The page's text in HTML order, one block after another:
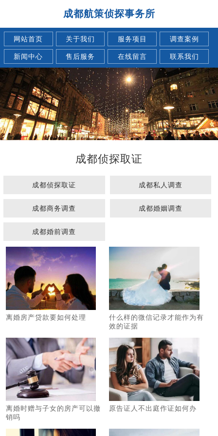
成都航策侦探事务所
网站首页 关于我们 服务项目 调查案例
新闻中心 售后服务 在线留言 联系我们
成都侦探取证
成都侦探取证 成都私人调查
成都商务调查 成都婚姻调查
成都婚前调查
离婚房产贷款要如何处理
什么样的微信记录才能作为有
效的证据
离婚时赠与子女的房产可以撤
销吗
原告证人不出庭作证如何办